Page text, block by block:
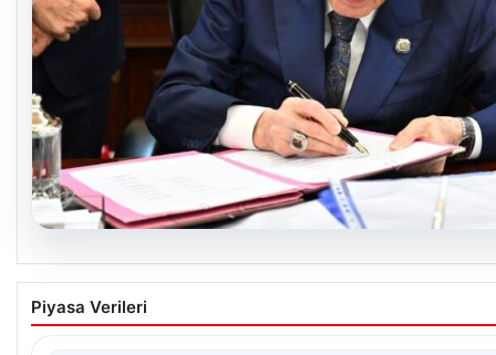
05.08.2026
Bahçeli’den çerçeve yasa açıklaması: Bin
kardeşliğimiz tescillendi
Piyasa Verileri